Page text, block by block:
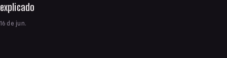
explicado
16 de jun.